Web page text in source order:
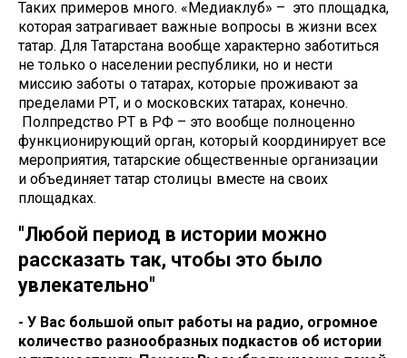
Таких примеров много. «Медиаклуб» – это площадка,
которая затрагивает важные вопросы в жизни всех
татар. Для Татарстана вообще характерно заботиться
не только о населении республики, но и нести
миссию заботы о татарах, которые проживают за
пределами РТ, и о московских татарах, конечно.
Полпредство РТ в РФ – это вообще полноценно
функционирующий орган, который координирует все
мероприятия, татарские общественные организации
и объединяет татар столицы вместе на своих
площадках.
"Любой период в истории можно
рассказать так, чтобы это было
увлекательно"
- У Вас большой опыт работы на радио, огромное
количество разнообразных подкастов об истории